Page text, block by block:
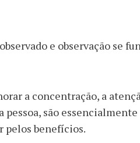
e observação se
a concentração, a
pessoa, são essencialmente
pelos benefícios.